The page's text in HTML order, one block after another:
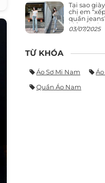
Tại sao
chị em
quần
kiểu này
03/07/2025
TỪ KHÓA
Áo Sơ Mi Nam
Quần Áo Nam